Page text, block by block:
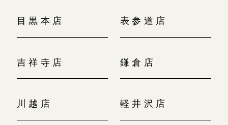
目黒本店 表参道店
吉祥寺店 鎌倉店
川越店 軽井沢店